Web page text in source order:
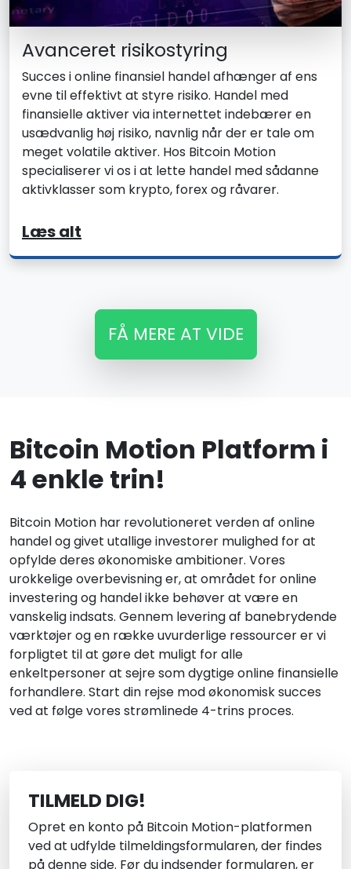
Avanceret risikostyring
Succes i online finansiel handel afhænger af ens
evne til effektivt at styre risiko. Handel med
finansielle aktiver via internettet indebærer en
usædvanlig høj risiko, navnlig når der er tale om
meget volatile aktiver. Hos Bitcoin Motion
specialiserer vi os i at lette handel med sådanne
aktivklasser som krypto, forex og råvarer.
Læs alt
FÅ MERE AT VIDE
Bitcoin Motion Platform i
4 enkle trin!
Bitcoin Motion har revolutioneret verden af online
handel og givet utallige investorer mulighed for at
opfylde deres økonomiske ambitioner. Vores
urokkelige overbevisning er, at området for online
investering og handel ikke behøver at være en
vanskelig indsats. Gennem levering af banebrydende
værktøjer og en række uvurderlige ressourcer er vi
forpligtet til at gøre det muligt for alle
enkeltpersoner at sejre som dygtige online finansielle
forhandlere. Start din rejse mod økonomisk succes
ved at følge vores strømlinede 4-trins proces.
TILMELD DIG!
Opret en konto på Bitcoin Motion-platformen
ved at udfylde tilmeldingsformularen, der findes
på denne side. Før du indsender formularen, er